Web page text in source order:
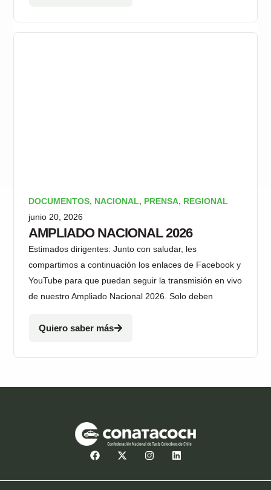
DOCUMENTOS, NACIONAL, PRENSA, REGIONAL
junio 20, 2026
AMPLIADO NACIONAL 2026
Estimados dirigentes: Junto con saludar, les
compartimos a continuación los enlaces de Facebook y
YouTube para que puedan seguir la transmisión en vivo
de nuestro Ampliado Nacional 2026. Solo deben
Quiero saber más